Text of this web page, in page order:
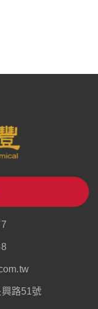
三者差異，並
路51號